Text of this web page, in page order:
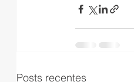
Posts recentes